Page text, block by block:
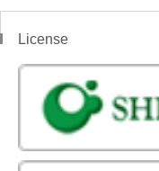
License